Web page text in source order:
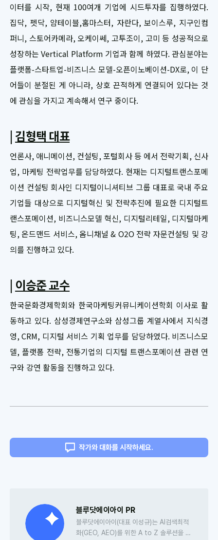
이터를 시작, 현재 100여개 기업에 시드투자를 집행하였다.
집닥, 펫닥, 얌테이블,홈마스터, 자란다, 보이스루, 지구인컴
퍼니, 스토어카메라, 오케이쎄, 고투조이, 고미 등 성공적으로
성장하는 Vertical Platform 기업과 함께 하였다. 관심분야는
플랫폼-스타트업-비즈니스 모델-오픈이노베이션-DX로, 이 단
어들이 분절된 게 아니라, 상호 끈적하게 연결되어 있다는 것
에 관심을 가지고 계속해서 연구 중이다.
| 김형택 대표
언론사, 애니메이션, 컨설팅, 포털회사 등 에서 전략기획, 신사
업, 마케팅 전략업무를 담당하였다. 현재는 디지털트랜스포메
이션 컨설팅 회사인 디지털이니셔티브 그룹 대표로 국내 주요
기업들 대상으로 디지털혁신 및 전략추진에 필요한 디지털트
랜스포메이션, 비즈니스모델 혁신, 디지털리테일, 디지털마케
팅, 온드맨드 서비스, 옴니채널 & O2O 전략 자문컨설팅 및 강
의를 진행하고 있다.
| 이승준 교수
한국문화경제학회와 한국마케팅커뮤니케이션학회 이사로 활
동하고 있다. 삼성경제연구소와 삼성그룹 계열사에서 지식경
영, CRM, 디지털 서비스 기획 업무를 담당하였다. 비즈니스모
델, 플랫폼 전략, 전통기업의 디지털 트랜스포메이션 관련 연
구와 강연 활동을 진행하고 있다.
작가와 대화를 시작하세요.
블루닷에이아이 PR
블루닷에이아이(대표 이성규)는 AI검색최적
화(GEO, AEO)를 위한 A to Z 솔루션을 개